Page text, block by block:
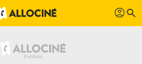
profil search